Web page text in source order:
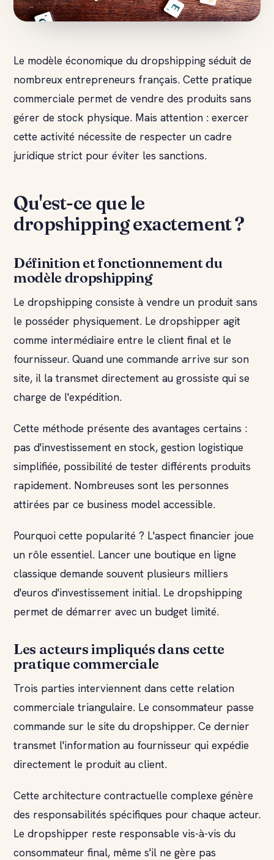
Le modèle économique du dropshipping séduit de
nombreux entrepreneurs français. Cette pratique
commerciale permet de vendre des produits sans
gérer de stock physique. Mais attention : exercer
cette activité nécessite de respecter un cadre
juridique strict pour éviter les sanctions.
Qu'est-ce que le
dropshipping exactement ?
Définition et fonctionnement du
modèle dropshipping
Le dropshipping consiste à vendre un produit sans
le posséder physiquement. Le dropshipper agit
comme intermédiaire entre le client final et le
fournisseur. Quand une commande arrive sur son
site, il la transmet directement au grossiste qui se
charge de l'expédition.
Cette méthode présente des avantages certains :
pas d'investissement en stock, gestion logistique
simplifiée, possibilité de tester différents produits
rapidement. Nombreuses sont les personnes
attirées par ce business model accessible.
Pourquoi cette popularité ? L'aspect financier joue
un rôle essentiel. Lancer une boutique en ligne
classique demande souvent plusieurs milliers
d'euros d'investissement initial. Le dropshipping
permet de démarrer avec un budget limité.
Les acteurs impliqués dans cette
pratique commerciale
Trois parties interviennent dans cette relation
commerciale triangulaire. Le consommateur passe
commande sur le site du dropshipper. Ce dernier
transmet l'information au fournisseur qui expédie
directement le produit au client.
Cette architecture contractuelle complexe génère
des responsabilités spécifiques pour chaque acteur.
Le dropshipper reste responsable vis-à-vis du
consommateur final, même s'il ne gère pas